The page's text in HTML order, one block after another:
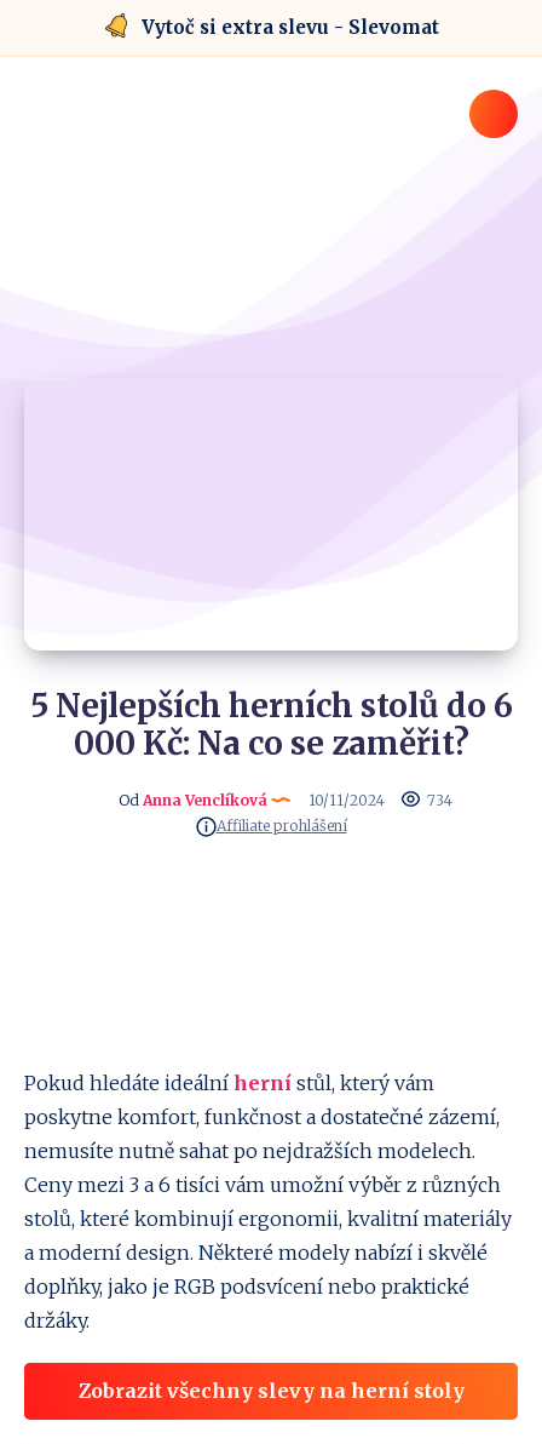
Vytoč si extra slevu - Slevomat
5 Nejlepších herních stolů do 6
000 Kč: Na co se zaměřit?
Od Anna Venclíková 10/11/2024
734
Affiliate prohlášení
Pokud hledáte ideální herní stůl, který vám
poskytne komfort, funkčnost a dostatečné zázemí,
nemusíte nutně sahat po nejdražších modelech.
Ceny mezi 3 a 6 tisíci vám umožní výběr z různých
stolů, které kombinují ergonomii, kvalitní materiály
a moderní design. Některé modely nabízí i skvělé
doplňky, jako je RGB podsvícení nebo praktické
držáky.
Zobrazit všechny slevy na herní stoly